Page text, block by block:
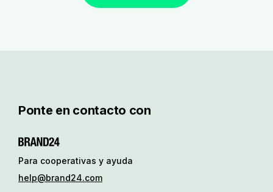
Ponte en contacto con
Para cooperativas y ayuda
help@brand24.com